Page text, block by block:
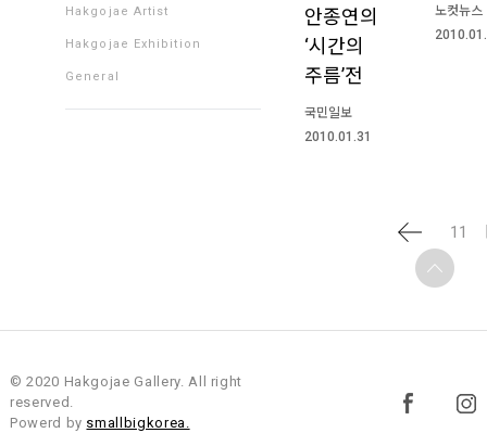
Hakgojae Artist
Hakgojae Exhibition
General
안종연의
‘시간의
주름’전
국민일보
2010.01.31
노컷뉴스
11
© 2020 Hakgojae Gallery. All right
reserved.
Powerd by smallbigkorea.